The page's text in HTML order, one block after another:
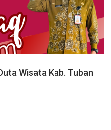
Wisata Kab. Tuban